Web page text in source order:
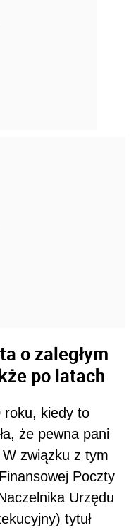
o zaległym
po latach
roku, kiedy to
że pewna pani
W związku z tym
Poczty
Urzędu
tytuł